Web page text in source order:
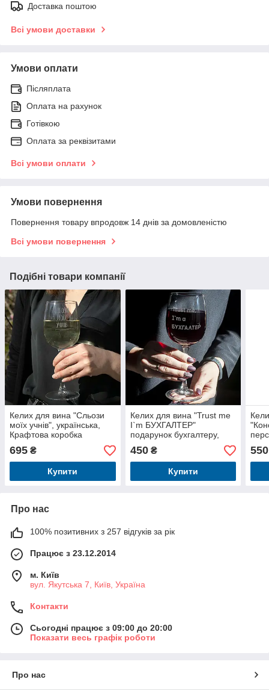
Доставка поштою
Всі умови доставки
Умови оплати
Післяплата
Оплата на рахунок
Готівкою
Оплата за реквізитами
Всі умови оплати
Умови повернення
Повернення товару впродовж 14 днів за домовленістю
Всі умови повернення
Подібні товари компанії
Келих для вина "Сльози
моїх учнів", українська,
Крафтова коробка
695 ₴
Купити
Келих для вина "Trust me
I`m БУХГАЛТЕР"
подарунок бухгалтеру,
Крафтова коробка
450₴
Купити
550
Про нас
100% позитивних з 257 відгуків за рік
Працює з 23.12.2014
м. Київ
вул. Якутська 7, Київ, Україна
Контакти
Сьогодні працює з 09:00 до 20:00
Показати весь графік роботи
Про нас